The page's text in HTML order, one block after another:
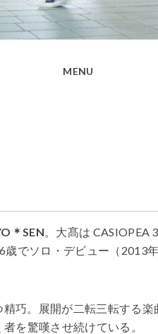
MENU
＊SEN。大髙は CASIOPEA
でソロ・デビュー（2013
巧。展開が二転三転する
を驚嘆させ続けている。